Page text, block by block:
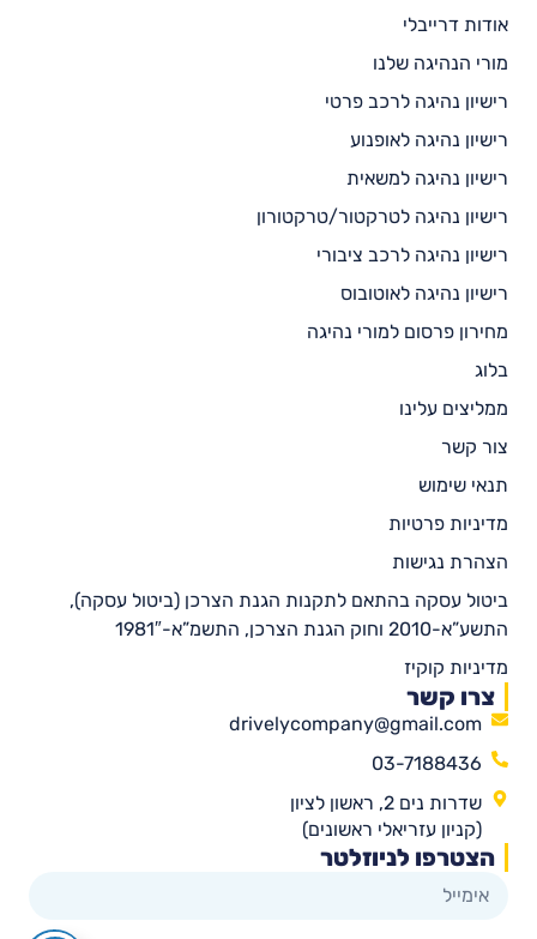
אודות דרייבלי
מורי הנהיגה שלנו
רישיון נהיגה לרכב פרטי
רישיון נהיגה לאופנוע
רישיון נהיגה למשאית
רישיון נהיגה לטרקטור/טרקטורון
רישיון נהיגה לרכב ציבורי
רישיון נהיגה לאוטובוס
מחירון פרסום למורי נהיגה
בלוג
ממליצים עלינו
צור קשר
תנאי שימוש
מדיניות פרטיות
הצהרת נגישות
ביטול עסקה בהתאם לתקנות הגנת הצרכן (ביטול עסקה),
התשע”א-2010 וחוק הגנת הצרכן, התשמ”א-1981″
מדיניות קוקיז
צרו קשר
drivelycompany@gmail.com
03-7188436
שדרות נים 2, ראשון לציון
(קניון עזריאלי ראשונים)
הצטרפו לניוזלטר